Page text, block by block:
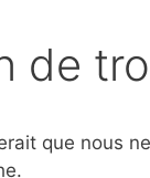
de
que nous